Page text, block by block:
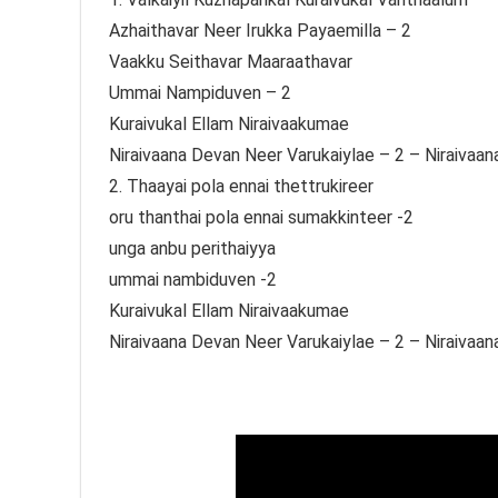
Azhaithavar Neer Irukka Payaemilla – 2
Vaakku Seithavar Maaraathavar
Ummai Nampiduven – 2
Kuraivukal Ellam Niraivaakumae
Niraivaana Devan Neer Varukaiylae – 2 –
2. Thaayai pola ennai thettrukireer
oru thanthai pola ennai sumakkinteer -2
unga anbu perithaiyya
ummai nambiduven -2
Kuraivukal Ellam Niraivaakumae
Niraivaana Devan Neer Varukaiylae – 2 –